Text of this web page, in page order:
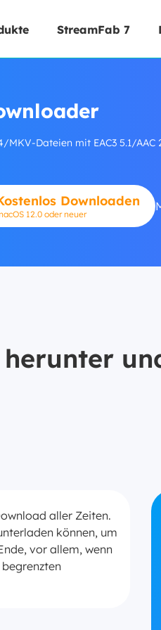
StreamFab 7
Dateien mit EAC3 5.1/
Downloaden
12.0 oder neuer
aller Zeiten.
können, um
vor allem, wenn